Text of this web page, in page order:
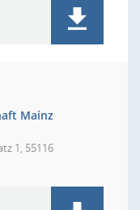
Mainz
1, 55116